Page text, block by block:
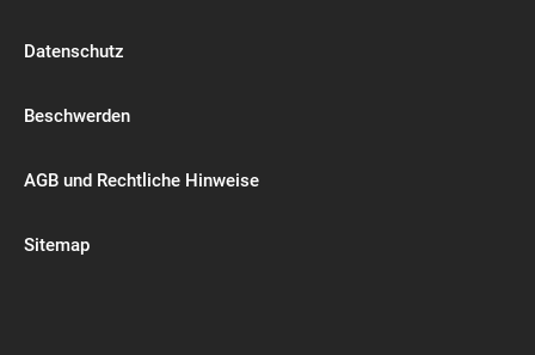
Datenschutz
Beschwerden
AGB und Rechtliche Hinweise
Sitemap